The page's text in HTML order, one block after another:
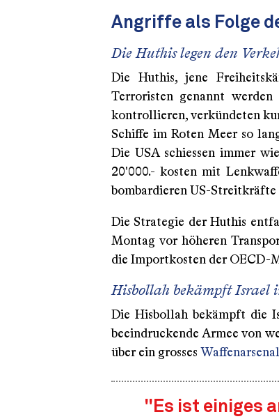
Angriffe als Folge
Die Huthis legen den
Die Huthis, jene
Terroristen genannt
kontrollieren, verkündeten
Schiffe im Roten Meer so
Die USA schiessen immer
20'000.- kosten mit
bombardieren US-
Die Strategie der Huthis
Montag vor höheren
die Importkosten der OECD-
Hisbollah bekämpft Israel
Die Hisbollah bekämpft die
beeindruckende Armee von
über ein grosses Waffenarsenal
"Es ist einiges